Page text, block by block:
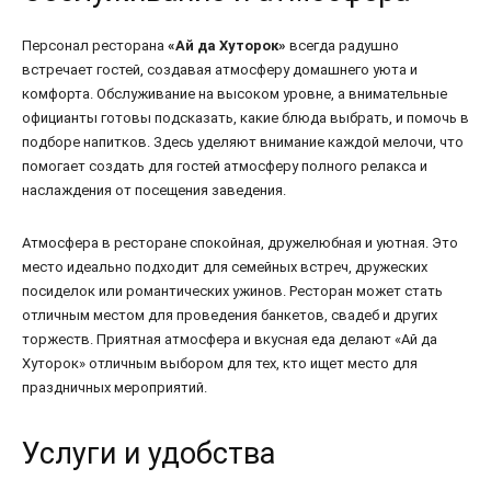
Персонал ресторана «Ай да Хуторок» всегда радушно
встречает гостей, создавая атмосферу домашнего уюта и
комфорта. Обслуживание на высоком уровне, а внимательные
официанты готовы подсказать, какие блюда выбрать, и помочь в
подборе напитков. Здесь уделяют внимание каждой мелочи, что
помогает создать для гостей атмосферу полного релакса и
наслаждения от посещения заведения.
Атмосфера в ресторане спокойная, дружелюбная и уютная. Это
место идеально подходит для семейных встреч, дружеских
посиделок или романтических ужинов. Ресторан может стать
отличным местом для проведения банкетов, свадеб и других
торжеств. Приятная атмосфера и вкусная еда делают «Ай да
Хуторок» отличным выбором для тех, кто ищет место для
праздничных мероприятий.
Услуги и удобства